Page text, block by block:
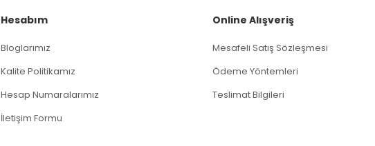
Hesabım
Bloglarımız
Kalite Politikamız
Hesap Numaralarımız
İletişim Formu
Online Alışveriş
Mesafeli Satış Sözleşmesi
Ödeme Yöntemleri
Teslimat Bilgileri